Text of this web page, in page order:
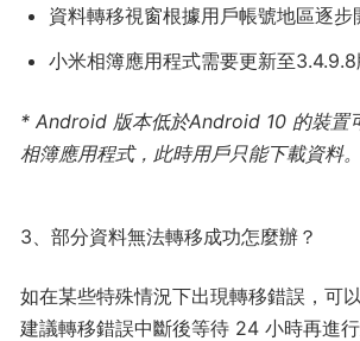
資料轉移視窗根據用戶帳號地區逐步
小米相簿應用程式需要更新至3.4.9.8
* Android 版本低於Android 10 的裝置
相簿應用程式，此時用戶只能下載資料。
3、部分資料無法轉移成功怎麼辦？
如在某些特殊情況下出現轉移錯誤，可
建議轉移錯誤中斷後等待 24 小時再進